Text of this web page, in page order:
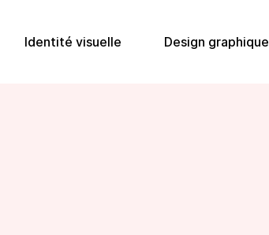
Identité visuelle Design graphique